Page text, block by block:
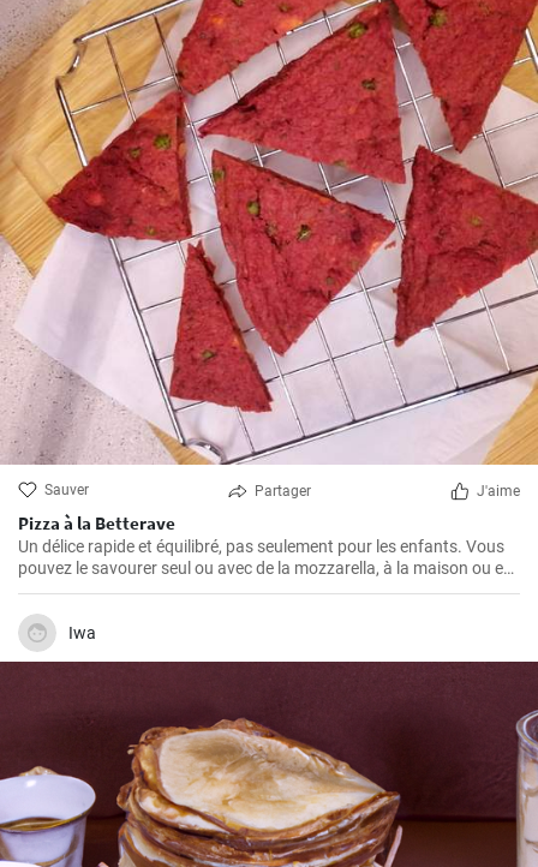
Sauver Partager J'aime
Pizza à la Betterave
Un délice rapide et équilibré, pas seulement pour les enfants. Vous
pouvez le savourer seul ou avec de la mozzarella, à la maison ou en
pique-nique.
Iwa